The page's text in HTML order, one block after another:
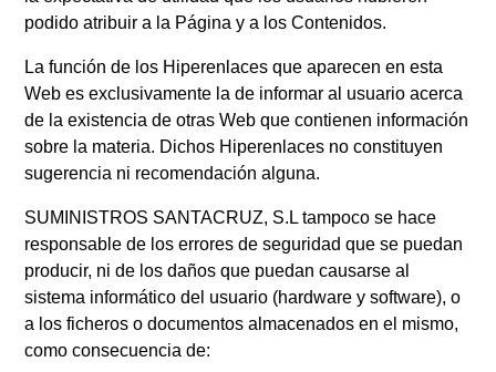
podido atribuir a la Página y a los Contenidos.
La función de los Hiperenlaces que aparecen en esta
Web es exclusivamente la de informar al usuario acerca
de la existencia de otras Web que contienen información
sobre la materia. Dichos Hiperenlaces no constituyen
sugerencia ni recomendación alguna.
SUMINISTROS SANTACRUZ, S.L tampoco se hace
responsable de los errores de seguridad que se puedan
producir, ni de los daños que puedan causarse al
sistema informático del usuario (hardware y software), o
a los ficheros o documentos almacenados en el mismo,
como consecuencia de: